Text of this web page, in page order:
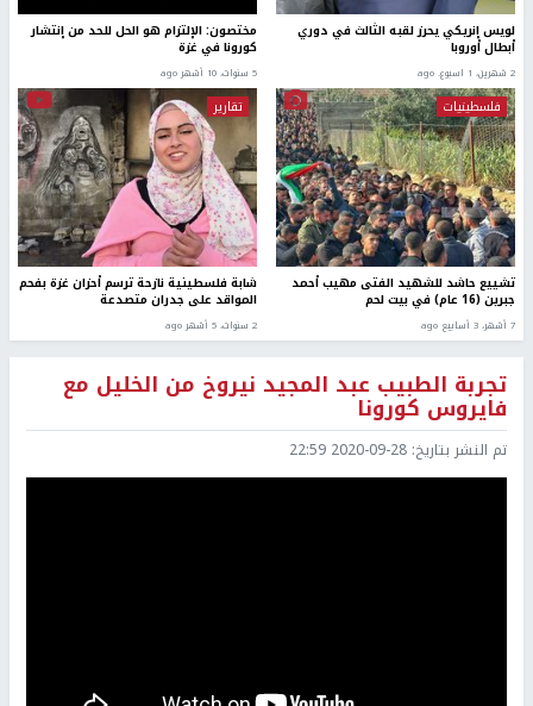
لويس إنريكي يحرز لقبه الثالث في دوري
أبطال أوروبا
2 شهرين، 1 اسبوع. ago
مختصون: الإلتزام هو الحل للحد من إنتشار
كورونا في غزة
5 سنوات، 10 أشهر ago
فلسطينيات
تشييع حاشد للشهيد الفتى مهيب أحمد
جبرين (16 عام) في بيت لحم
7 أشهر، 3 أسابيع ago
تقارير
شابة فلسطينية نازحة ترسم أحزان غزة بفحم
المواقد على جدران متصدعة
2 سنوات، 5 أشهر ago
تجربة الطبيب عبد المجيد نيروخ من الخليل مع
فايروس كورونا
تم النشر بتاريخ: 2020-09-28 22:59